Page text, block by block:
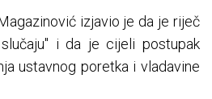
izjavio je da je riječ
i da je cijeli postupak
ustavnog poretka i vladavine